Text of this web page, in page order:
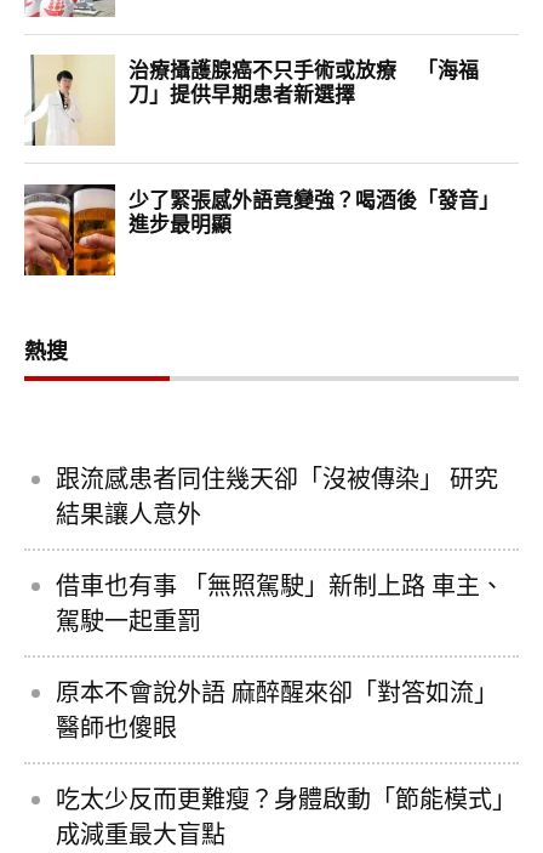
熱搜
跟流感患者同住幾天卻「沒被傳染」 研究
結果讓人意外
借車也有事 「無照駕駛」新制上路 車主、
駕駛一起重罰
原本不會說外語 麻醉醒來卻「對答如流」
醫師也傻眼
吃太少反而更難瘦？身體啟動「節能模式」
成減重最大盲點